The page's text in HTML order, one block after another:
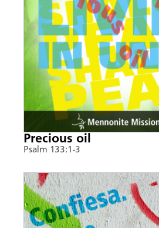
Precious oil
Psalm 133:1-3